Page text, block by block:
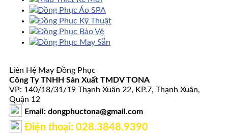
Đồng Phục Áo SPA
Đồng Phục Kỹ Thuật
Đồng Phục Bảo Vệ
Đồng Phục May Sẵn
Liên Hệ May Đồng Phục
Công Ty TNHH Sản Xuất TMDV TONA
VP: 140/18/31/19 Thạnh Xuân 22, KP.7, Thạnh Xuân,
Quận 12
Email: dongphuctona@gmail.com
Điện thoại: ‭028.3848.9390‬